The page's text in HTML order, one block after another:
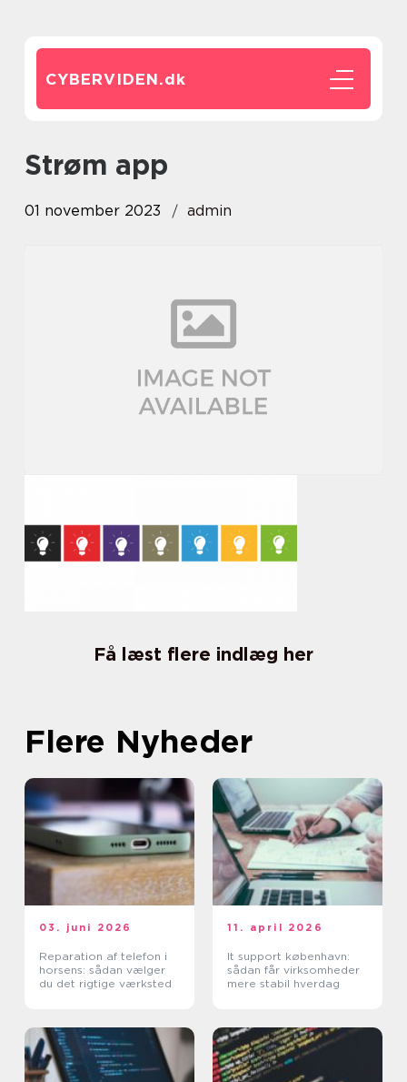
CYBERVIDEN.dk
strøm app
01 november 2023 admin
Få læst flere indlæg her
Flere Nyheder
03. juni 2026
Reparation af telefon i
horsens: sådan vælger
du det rigtige værksted
11. april 2026
It support københavn:
sådan får virksomheder
mere stabil hverdag